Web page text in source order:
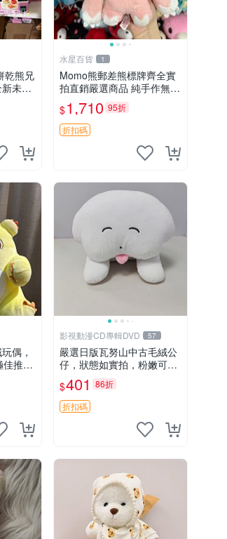
乾熊兄
未開
盒
餅乾
水星百貨 1
Momo熊郵差熊標牌齊全實
拍直銷嚴選商品 純手作無修
圖可收藏 郵差熊 Momo熊
標牌 商品
$1,710 95折
折扣碼
偶，
佳推薦
串珠
影視動漫CD專輯DVD 57
嚴選日版瓦努山中古毛絨公
仔，狀態如實拍，粉嫩可愛
粉絲必備。中古珍藏保管精
細，紙箱氣泡膜包裝妥帖送
達。 中古玩偶 玩具 毛絨公
仔
$401 86折
折扣碼